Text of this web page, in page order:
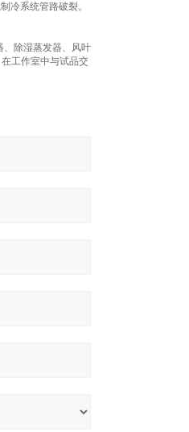
冷系统管路破裂。
、除湿蒸发器、风叶
工作室中与试品交